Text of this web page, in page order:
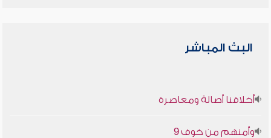
البث المباشر
أخلاقنا أصالة ومعاصرة
وأمنهم من خوف 9